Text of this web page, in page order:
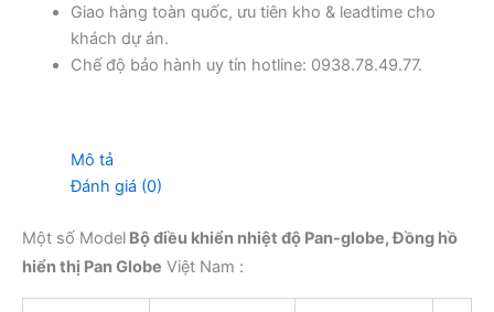
Giao hàng toàn quốc, ưu tiên kho & leadtime cho
khách dự án.
Chế độ bảo hành uy tín hotline: 0938.78.49.77.
Mô tả
Đánh giá (0)
Một số Model Bộ điều khiển nhiệt độ Pan-globe,Đồng hồ
hiển thị Pan Globe Việt Nam :